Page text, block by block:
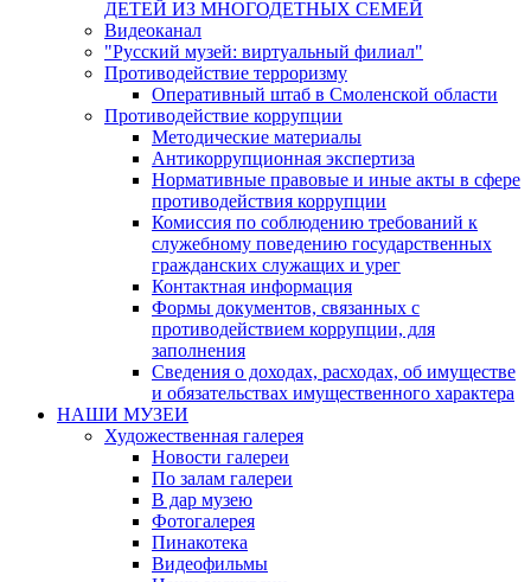
ДЕТЕЙ ИЗ МНОГОДЕТНЫХ СЕМЕЙ
Видеоканал
"Русский музей: виртуальный филиал"
Противодействие терроризму
Оперативный штаб в Смоленской области
Противодействие коррупции
Методические материалы
Антикоррупционная экспертиза
Нормативные правовые и иные акты в сфере
противодействия коррупции
Комиссия по соблюдению требований к
служебному поведению государственных
гражданских служащих и урег
Контактная информация
Формы документов, связанных с
противодействием коррупции, для
заполнения
Сведения о доходах, расходах, об имуществе
и обязательствах имущественного характера
НАШИ МУЗЕИ
Художественная галерея
Новости галереи
По залам галереи
В дар музею
Фотогалерея
Пинакотека
Видеофильмы